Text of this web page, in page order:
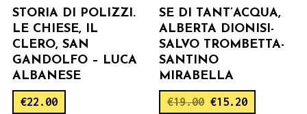
STORIA DI POLIZZI.
LE CHIESE, IL
CLERO, SAN
GANDOLFO – LUCA
ALBANESE
€22.00
SE DI TANT’ACQUA,
ALBERTA DIONISI-
SALVO TROMBETTA-
SANTINO
MIRABELLA
€19.00 €15.20